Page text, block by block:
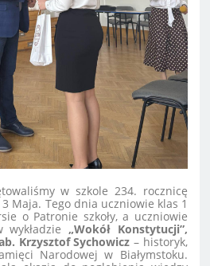
w szkole 234. rocznicę
Maja. Tego dnia uczniowie klas 1
o Patronie szkoły, a uczniowie
wykładzie „Wokół Konstytucji”,
Krzysztof Sychowicz – historyk,
Narodowej w Białymstoku.